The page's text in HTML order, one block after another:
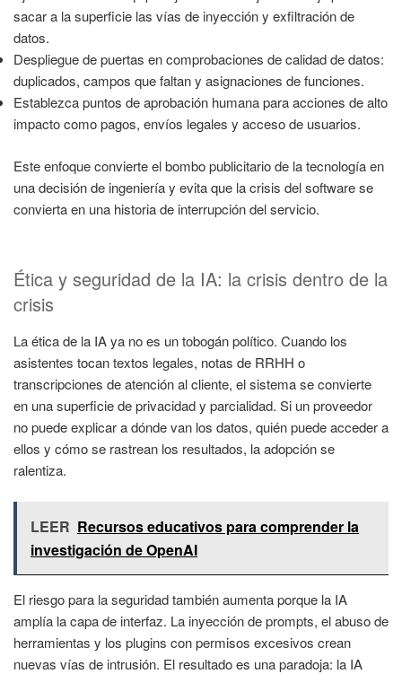
sacar a la superficie las vías de inyección y exfiltración de
datos.
Despliegue de puertas en comprobaciones de calidad de datos:
duplicados, campos que faltan y asignaciones de funciones.
Establezca puntos de aprobación humana para acciones de alto
impacto como pagos, envíos legales y acceso de usuarios.
Este enfoque convierte el bombo publicitario de la tecnología en
una decisión de ingeniería y evita que la crisis del software se
convierta en una historia de interrupción del servicio.
Ética y seguridad de la IA: la crisis dentro de la
crisis
La ética de la IA ya no es un tobogán político. Cuando los
asistentes tocan textos legales, notas de RRHH o
transcripciones de atención al cliente, el sistema se convierte
en una superficie de privacidad y parcialidad. Si un proveedor
no puede explicar a dónde van los datos, quién puede acceder a
ellos y cómo se rastrean los resultados, la adopción se
ralentiza.
LEER Recursos educativos para comprender la
investigación de OpenAI
El riesgo para la seguridad también aumenta porque la IA
amplía la capa de interfaz. La inyección de prompts, el abuso de
herramientas y los plugins con permisos excesivos crean
nuevas vías de intrusión. El resultado es una paradoja: la IA